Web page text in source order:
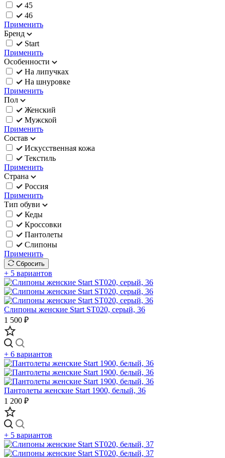
45
46
Применить
Бренд
Start
Применить
Особенности
На липучках
На шнуровке
Применить
Пол
Женский
Мужской
Применить
Состав
Искусственная кожа
Текстиль
Применить
Страна
Россия
Применить
Тип обуви
Кеды
Кроссовки
Пантолеты
Слипоны
Применить
Сбросить
+ 5 вариантов
Слипоны женские Start ST020, серый, 36
1 500 ₽
+ 6 вариантов
Пантолеты женские Start 1900, белый, 36
1 200 ₽
+ 5 вариантов